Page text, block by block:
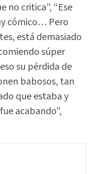
no critica”, “Ese
cómico… Pero
está demasiado
súper
su pérdida de
babosos, tan
que estaba y
acabando”,